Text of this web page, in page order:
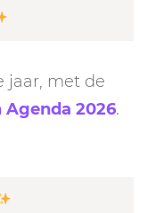
jaar, met de
Agenda 2026.